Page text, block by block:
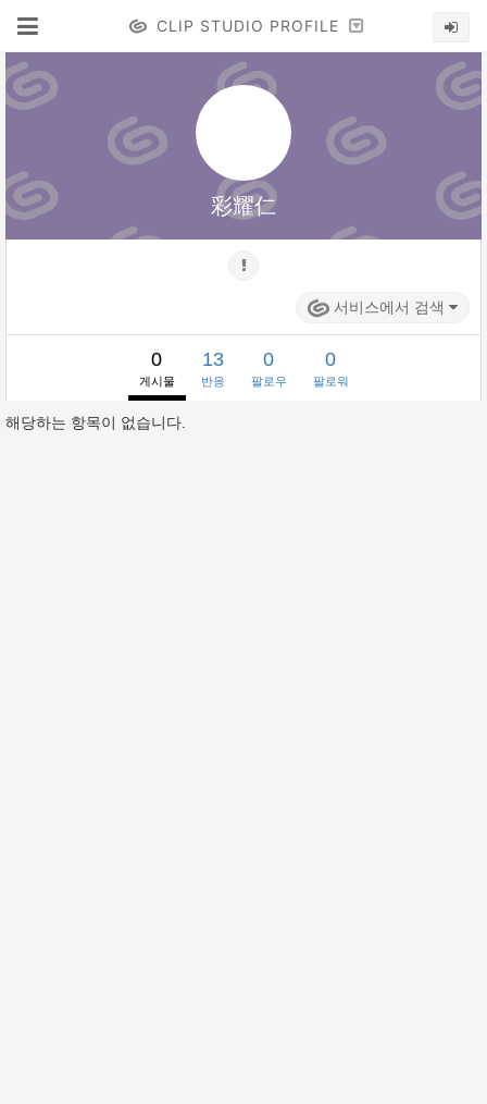
CLIP STUDIO PROFILE
彩耀仁
서비스에서 검색
0
게시물
13
반응
0
팔로우
0
팔로워
해당하는 항목이 없습니다.